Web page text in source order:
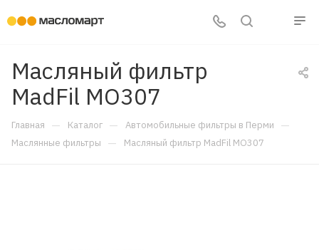
Масляный фильтр
MadFil MO307
Главная — Каталог — Автомобильные фильтры в Перми —
Маслянные фильтры — Масляный фильтр MadFil MO307